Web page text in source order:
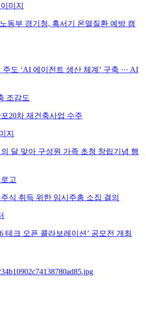
동부 경기청, 혹서기 온열질환 예방 캠
도 ‘AI 에이전트 생산 체계’ 구축 ··· AI
20차 재건축사업 수주
달 맞아 구성원 가족 초청 창립기념 행
식 취득 위한 임시주총 소집 결의
테크 오픈 콜라보레이션’ 공모전 개최